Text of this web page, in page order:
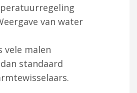
van water
vele malen
standaard